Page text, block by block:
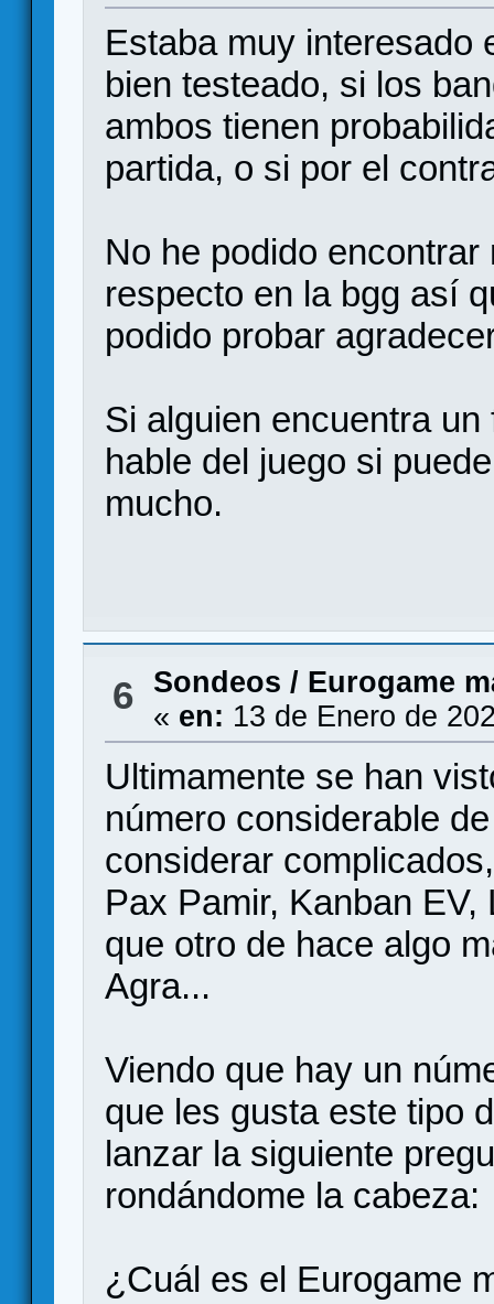
Estaba muy interesado
bien testeado, si los
ambos tienen
partida, o si por el
No he podido
respecto en la bgg así
podido probar
Si alguien encuentra
hable del juego si
mucho.
6 Sondeos / Eurogame
« en: 13 de Enero de
Ultimamente se han
número considerable
considerar
Pax Pamir, Kanban
que otro de hace algo
Agra...
Viendo que hay un
que les gusta este tipo
lanzar la siguiente
rondándome la cabeza:
¿Cuál es el Eurogame